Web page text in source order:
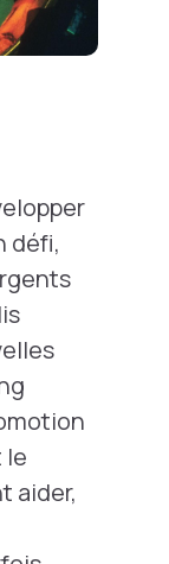
défi,
le
aider,